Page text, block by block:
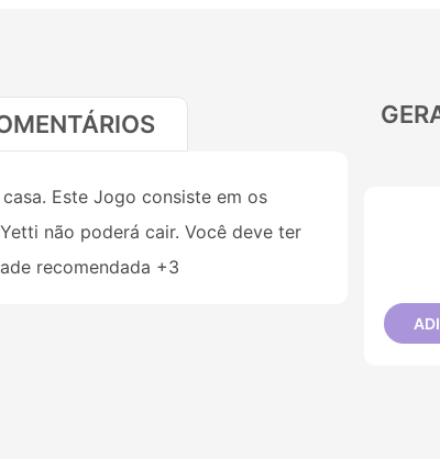
Este Jogo consiste em os
não poderá cair. Você deve ter
recomendada +3